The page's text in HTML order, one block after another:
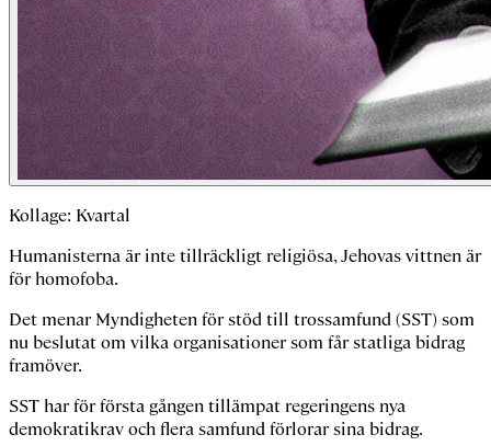
Kollage: Kvartal
Humanisterna är inte tillräckligt religiösa, Jehovas vittnen är
för homofoba.
Det menar Myndigheten för stöd till trossamfund (SST) som
nu beslutat om vilka organisationer som får statliga bidrag
framöver.
SST har för första gången tillämpat regeringens nya
demokratikrav och flera samfund förlorar sina bidrag.